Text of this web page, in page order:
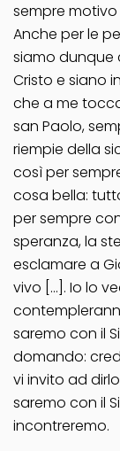
sempre
Anche per le
siamo dunque
Cristo e siano
che a me
san Paolo,
riempie della
così per
cosa bella:
per sempre
speranza, la
esclamare a
vivo […]. Io lo
saremo con il
domando:
vi invito ad
saremo con il
incontreremo.